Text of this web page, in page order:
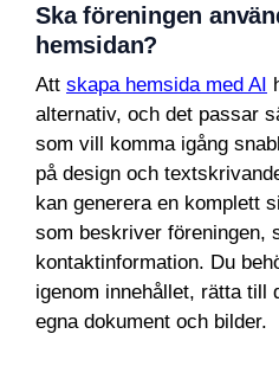
Ska föreningen
hemsidan?
Att skapa hemsida med AI
alternativ, och det passar
som vill komma igång
på design och
kan generera en komplett
som beskriver föreningen,
kontaktinformation. Du
igenom innehållet, rätta till
egna dokument och bilder.